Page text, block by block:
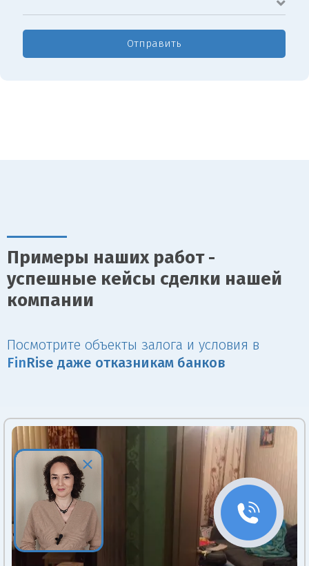
Отправить
Примеры наших работ -
успешные кейсы сделки нашей
компании
Посмотрите объекты залога и условия в
Fin Rise даже отказникам банков